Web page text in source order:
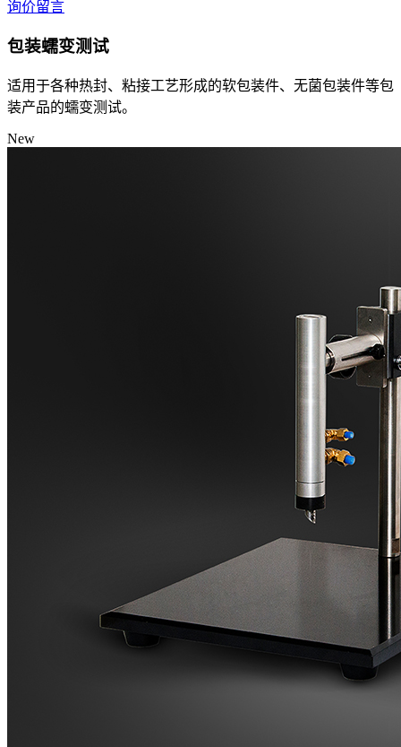
询价留言
包装蠕变测试
适用于各种热封、粘接工艺形成的软包装件、无菌包装件等包
装产品的蠕变测试。
New